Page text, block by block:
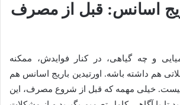
اسانس: قبل از مصرف
و چه گیاهی، در کنار فوایدش، ممکنه
هم داشته باشه. اورتیدین باریج اسانس هم
نیست. خیلی مهمه که قبل از شروع مصرف، این